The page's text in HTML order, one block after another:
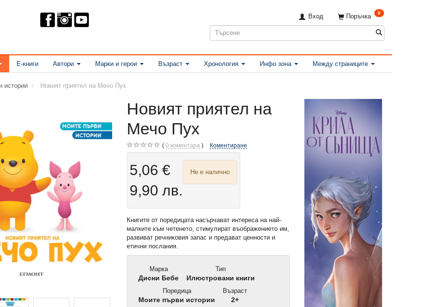
Поръчка 0
Вход
Е-книги Автори Марки и герои Възраст Хронология Инфо зона Между страниците
истории Новият приятел на Мечо Пух
Новият приятел на
Мечо Пух
0 коментара Коментиране
5,06 €
9,90 лв.
Не е налично
Книгите от поредицата насърчават интереса на най-
малките към четенето, стимулират въображението им,
развиват речниковия запас и предават ценности и
етични послания.
Марка
Дисни Бебе
Тип
Илюстровани книги
Поредица
Моите първи истории
Възраст
2+